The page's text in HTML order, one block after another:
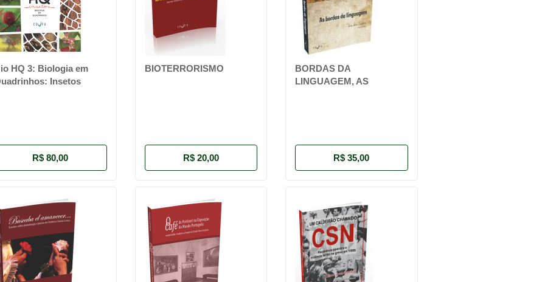
HQ 3: Biologia em
Insetos
R$ 80,00
BIOTERRORISMO
R$ 20,00
BORDAS DA
LINGUAGEM, AS
R$ 35,00